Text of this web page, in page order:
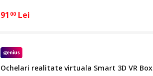
91 00 Lei
Ochelari realitate virtuala Smart 3D VR